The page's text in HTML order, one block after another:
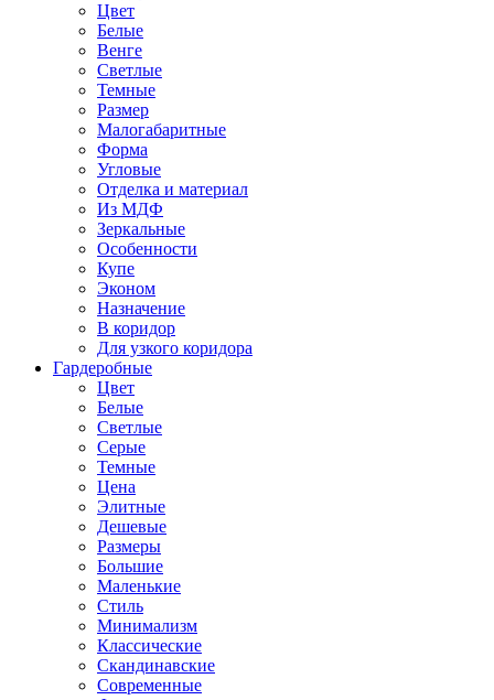
Цвет
Белые
Венге
Светлые
Темные
Размер
Малогабаритные
Форма
Угловые
Отделка и материал
Из МДФ
Зеркальные
Особенности
Купе
Эконом
Назначение
В коридор
Для узкого коридора
Гардеробные
Цвет
Белые
Светлые
Серые
Темные
Цена
Элитные
Дешевые
Размеры
Большие
Маленькие
Стиль
Минимализм
Классические
Скандинавские
Современные